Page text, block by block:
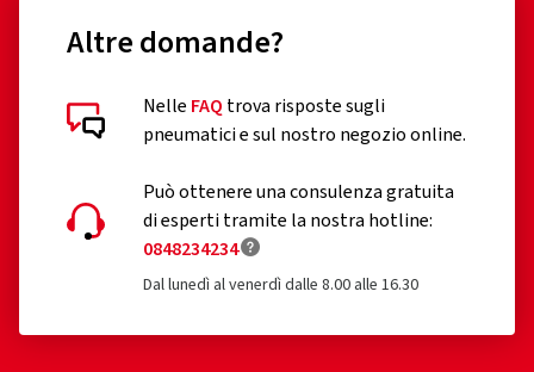
Recensioni dei clienti in dettaglio
Altre domande?
Nelle FAQ trova risposte sugli
pneumatici e sul nostro negozio online.
Può ottenere una consulenza gratuita
di esperti tramite la nostra hotline:
0848234234
Dal lunedì al venerdì dalle 8.00 alle 16.30